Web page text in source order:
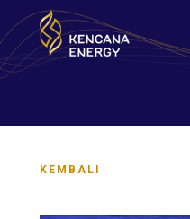
KEMBALI